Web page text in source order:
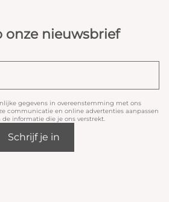
onze nieuwsbrief
gegevens in overeenstemming met ons
communicatie en online advertenties aanpassen
de informatie die je ons verstrekt.
Schrijf je in